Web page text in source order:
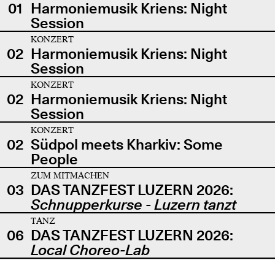
01 Harmoniemusik Kriens: Night
Session
02
KONZERT
Harmoniemusik Kriens: Night
Session
02
KONZERT
Harmoniemusik Kriens: Night
Session
02
KONZERT
Südpol meets Kharkiv: Some
People
03
ZUM MITMACHEN
DAS TANZFEST LUZERN 2026:
Schnupperkurse - Luzern tanzt
06
TANZ
DAS TANZFEST LUZERN 2026:
Local Choreo-Lab